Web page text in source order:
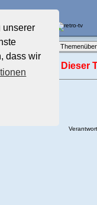
unserer
dass wir
Dieser